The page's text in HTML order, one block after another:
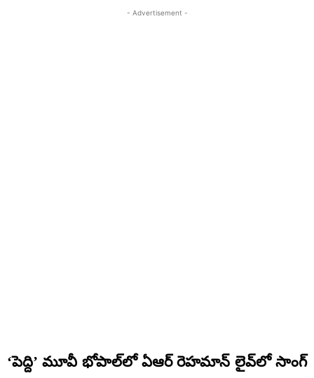
- Advertisement -
‘పెద్ది’ మూవీ భోపాల్‌లో ఏఆర్ రెహమాన్ లైవ్‌లో సాంగ్